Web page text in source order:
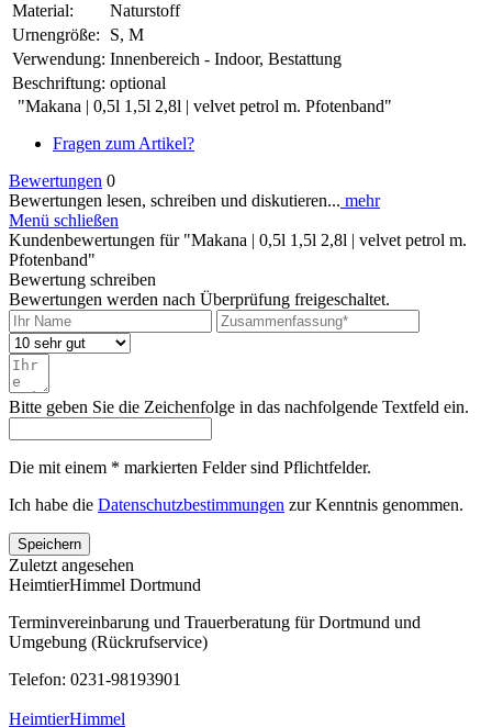
Material:
Naturstoff
Urnengröße:
S, M
Verwendung: Innenbereich - Indoor, Bestattung
Beschriftung: optional
"Makana | 0,5l 1,5l 2,8l | velvet petrol m. Pfotenband"
Fragen zum Artikel?
Bewertungen 0
Bewertungen lesen, schreiben und diskutieren... mehr
Menü schließen
Kundenbewertungen für "Makana | 0,5l 1,5l 2,8l | velvet petrol m.
Pfotenband"
Bewertung schreiben
Bewertungen werden nach Überprüfung freigeschaltet.
Bitte geben Sie die Zeichenfolge in das nachfolgende Textfeld ein.
Die mit einem * markierten Felder sind Pflichtfelder.
Ich habe die Datenschutzbestimmungen zur Kenntnis genommen.
Speichern
Zuletzt angesehen
HeimtierHimmel Dortmund
Terminvereinbarung und Trauerberatung für Dortmund und
Umgebung (Rückrufservice)
Telefon: 0231-98193901
HeimtierHimmel